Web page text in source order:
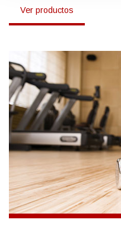
Ver productos